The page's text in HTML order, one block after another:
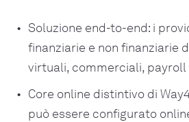
Soluzione end-to-end: i
finanziarie e non finanziarie
virtuali, commerciali, payroll
Core online distintivo di
può essere configurato